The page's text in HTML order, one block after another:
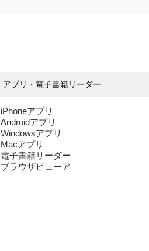
アプリ・電子書籍リーダー
iPhoneアプリ
Androidアプリ
Windowsアプリ
Macアプリ
電子書籍リーダー
ブラウザビューア